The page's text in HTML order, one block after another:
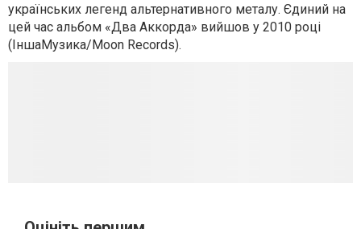
українських легенд альтернативного металу. Єдиний на
цей час альбом «Два Аккорда» вийшов у 2010 році
(ІншаМузика/Moon Records).